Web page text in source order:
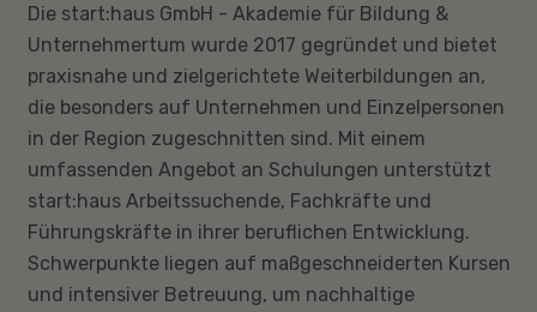
Die start:haus GmbH - Akademie für Bildung &
Unternehmertum wurde 2017 gegründet und bietet
praxisnahe und zielgerichtete Weiterbildungen an,
die besonders auf Unternehmen und Einzelpersonen
in der Region zugeschnitten sind. Mit einem
umfassenden Angebot an Schulungen unterstützt
start:haus Arbeitssuchende, Fachkräfte und
Führungskräfte in ihrer beruflichen Entwicklung.
Schwerpunkte liegen auf maßgeschneiderten Kursen
und intensiver Betreuung, um nachhaltige